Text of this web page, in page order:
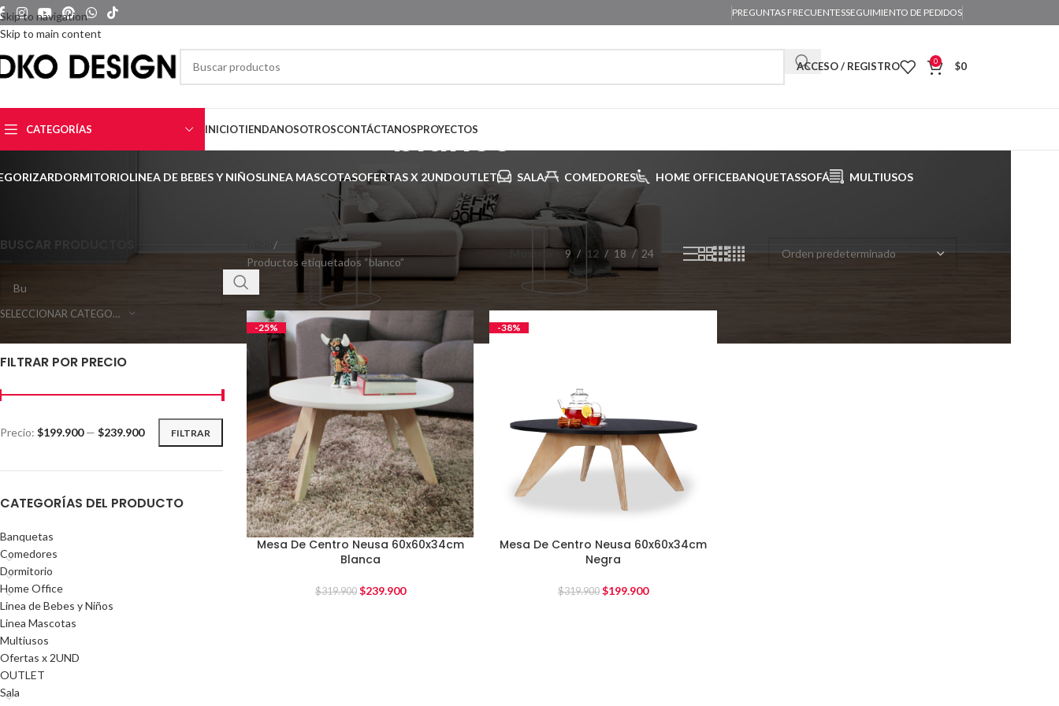
Skip to navigation
Skip to main content
PREGUNTAS FRECUENTESSEGUIMIENTO DE PEDIDOS
ACCESO / REGISTRO 0 $0
CATEGORÍAS INICIOTIENDANOSOTROSCONTÁCTANOSPROYECTOS
blanco
DORMITORIOLINEA DE BEBES Y NIÑOSLINEA MASCOTASOFERTAS X 2UNDOUTLET SALA COMEDORES HOME OFFICEBANQUETASSOFÁ MULTIUSOS
BUSCAR PRODUCTOS
SELECCIONAR CATEGORÍA
FILTRAR POR PRECIO
FILTRAR
Precio: $199.900— $239.900
CATEGORÍAS DEL PRODUCTO
Banquetas
Comedores
Dormitorio
Home Office
Linea de Bebes y Niños
Linea Mascotas
Multiusos
Ofertas x 2UND
OUTLET
Sala
Productos etiquetados “blanco”
Mostrar 9 12 18 24
-25%
Mesa De Centro Neusa 60x60x34cm
Blanca
$319.900 $239.900
-38%
Mesa De Centro Neusa 60x60x34cm
Negra
$319.900 $199.900